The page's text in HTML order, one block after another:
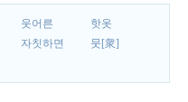
웃어른
핫옷
자칫하면
뭇[衆]